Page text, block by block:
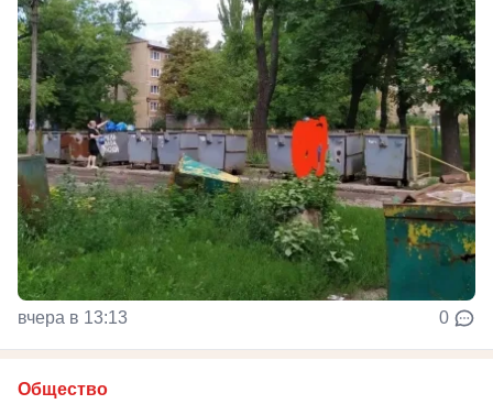
вчера в 13:13 0
Общество